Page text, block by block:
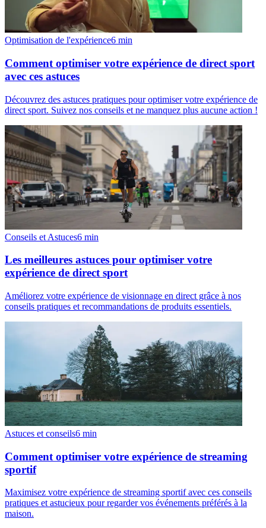
Optimisation de l'expérience6 min
Comment optimiser votre expérience de direct sport
avec ces astuces
Découvrez des astuces pratiques pour optimiser votre expérience de
direct sport. Suivez nos conseils et ne manquez plus aucune action !
Conseils et Astuces6 min
Les meilleures astuces pour optimiser votre
expérience de direct sport
Améliorez votre expérience de visionnage en direct grâce à nos
conseils pratiques et recommandations de produits essentiels.
Astuces et conseils6 min
Comment optimiser votre expérience de streaming
sportif
Maximisez votre expérience de streaming sportif avec ces conseils
pratiques et astucieux pour regarder vos événements préférés à la
maison.